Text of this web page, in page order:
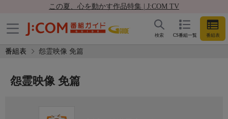
この夏、心を動かす作品特集 | J:COM TV
CS番組一覧 番組表
検索
番組表 怨霊映像 免篇
怨霊映像 免篇